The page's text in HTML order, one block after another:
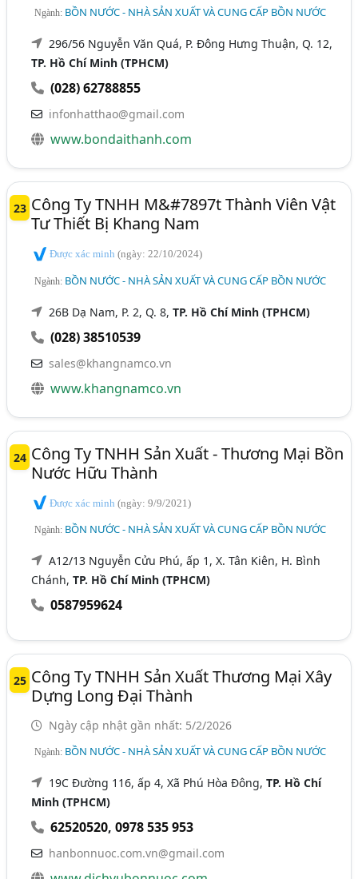
Ngành: BỒN NƯỚC - NHÀ SẢN XUẤT VÀ CUNG CẤP BỒN NƯỚC
296/56 Nguyễn Văn Quá, P. Đông Hưng Thuận, Q. 12,
TP. Hồ Chí Minh (TPHCM)
(028) 62788855
infonhatthao@gmail.com
www.bondaithanh.com
23 Công Ty TNHH M&#7897t Thành Viên Vật
Tư Thiết Bị Khang Nam
Được xác minh(ngày: 22/10/2024)
Ngành: BỒN NƯỚC - NHÀ SẢN XUẤT VÀ CUNG CẤP BỒN NƯỚC
26B Dạ Nam, P. 2, Q. 8,TP. Hồ Chí Minh (TPHCM)
(028) 38510539
sales@khangnamco.vn
www.khangnamco.vn
24 Công Ty TNHH Sản Xuất - Thương Mại Bồn
Nước Hữu Thành
Được xác minh(ngày: 9/9/2021)
Ngành: BỒN NƯỚC - NHÀ SẢN XUẤT VÀ CUNG CẤP BỒN NƯỚC
A12/13 Nguyễn Cửu Phú, ấp 1, X. Tân Kiên, H. Bình
Chánh,TP. Hồ Chí Minh (TPHCM)
0587959624
25 Công Ty TNHH Sản Xuất Thương Mại Xây
Dựng Long Đại Thành
Ngày cập nhật gần nhất: 5/2/2026
Ngành: BỒN NƯỚC - NHÀ SẢN XUẤT VÀ CUNG CẤP BỒN NƯỚC
19C Đường 116, ấp 4, Xã Phú Hòa Đông,TP. Hồ Chí
Minh (TPHCM)
62520520,0978 535 953
hanbonnuoc.com.vn@gmail.com